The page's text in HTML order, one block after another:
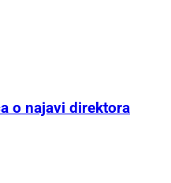
o najavi direktora